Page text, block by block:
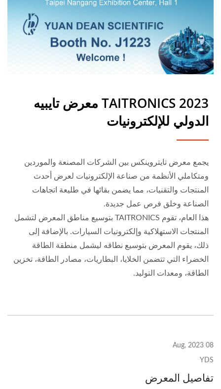
2023 TAITRONICS معرض تايبيه
الدولي للإلكترونيات
يجمع معرض تايتروينكس بين الشركات المصنعة والموردين
ومتكاملي الأنظمة من صناعة الإلكترونيات لعرض أحدث
المنتجات والتقنيات، مما يضمن بقائها في طليعة اتجاهات
الصناعة وخلق فرص عمل جديدة.
هذا العام، تقوم TAITRONICS بتوسيع مناطق المعرض لتشمل
المنتجات الاستهلاكية وإلكترونيات السيارات. بالإضافة إلى
ذلك، يقوم المعرض بتوسيع نطاقه ليشمل منطقة الطاقة
الخضراء التي تتضمن الخلايا، البطاريات، مصادر الطاقة، تخزين
الطاقة، ومعدات التوليد.
08 Aug, 2023
YDS
تفاصيل المعرض